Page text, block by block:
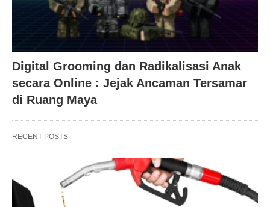
Digital Grooming dan Radikalisasi Anak
secara Online : Jejak Ancaman Tersamar
di Ruang Maya
RECENT POSTS